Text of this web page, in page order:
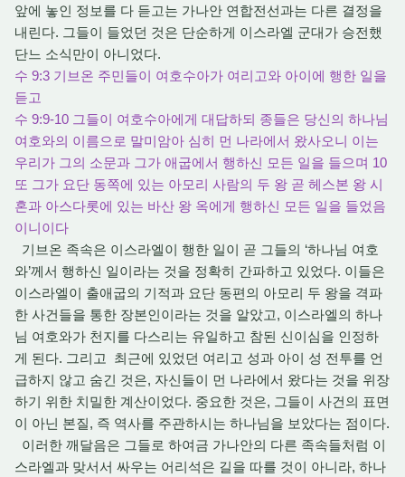
앞에 놓인 정보를 다 듣고는 가나안 연합전선과는 다른 결정을
내린다. 그들이 들었던 것은 단순하게 이스라엘 군대가 승전했
단느 소식만이 아니었다.
수 9:3 기브온 주민들이 여호수아가 여리고와 아이에 행한 일을
듣고
수 9:9-10 그들이 여호수아에게 대답하되 종들은 당신의 하나님
여호와의 이름으로 말미암아 심히 먼 나라에서 왔사오니 이는
우리가 그의 소문과 그가 애굽에서 행하신 모든 일을 들으며 10
또 그가 요단 동쪽에 있는 아모리 사람의 두 왕 곧 헤스본 왕 시
혼과 아스다롯에 있는 바산 왕 옥에게 행하신 모든 일을 들었음
이니이다
기브온 족속은 이스라엘이 행한 일이 곧 그들의 ‘하나님 여호
와’께서 행하신 일이라는 것을 정확히 간파하고 있었다. 이들은
이스라엘이 출애굽의 기적과 요단 동편의 아모리 두 왕을 격파
한 사건들을 통한 장본인이라는 것을 알았고, 이스라엘의 하나
님 여호와가 천지를 다스리는 유일하고 참된 신이심을 인정하
게 된다. 그리고 최근에 있었던 여리고 성과 아이 성 전투를 언
급하지 않고 숨긴 것은, 자신들이 먼 나라에서 왔다는 것을 위장
하기 위한 치밀한 계산이었다. 중요한 것은, 그들이 사건의 표면
이 아닌 본질, 즉 역사를 주관하시는 하나님을 보았다는 점이다.
이러한 깨달음은 그들로 하여금 가나안의 다른 족속들처럼 이
스라엘과 맞서서 싸우는 어리석은 길을 따를 것이 아니라, 하나